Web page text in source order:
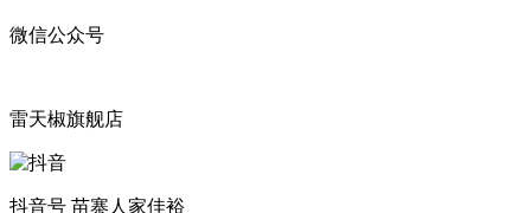
微信公众号
雷天椒旗舰店
抖音号 苗寨人家佳裕